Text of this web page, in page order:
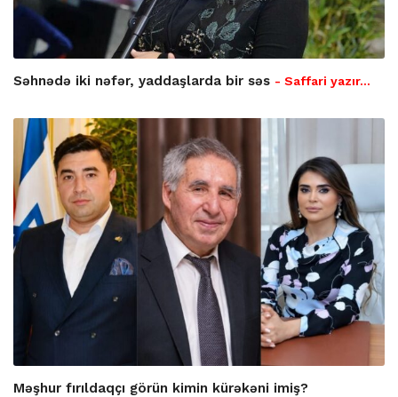
Səhnədə iki nəfər, yaddaşlarda bir səs - Saffari yazır…
Məşhur fırıldaqçı görün kimin kürəkəni imiş?